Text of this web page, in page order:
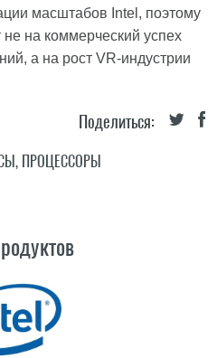
масштабов Intel, поэтому
на коммерческий успех
а на рост VR-индустрии
Поделиться:
, ПРОЦЕССОРЫ